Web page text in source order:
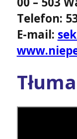
Telefon:
E-mail: